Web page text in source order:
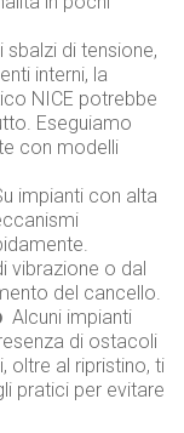
sbalzi di tensione,
interni, la
NICE potrebbe
Eseguiamo
con modelli
Su impianti con alta
vibrazione o dal
del cancello.
 Alcuni impianti
di ostacoli
oltre al ripristino, ti
pratici per evitare